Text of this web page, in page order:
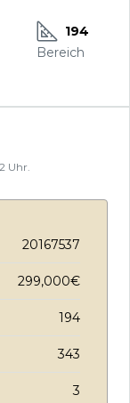
194
Bereich
Uhr.
20167537
299,000€
194
343
3